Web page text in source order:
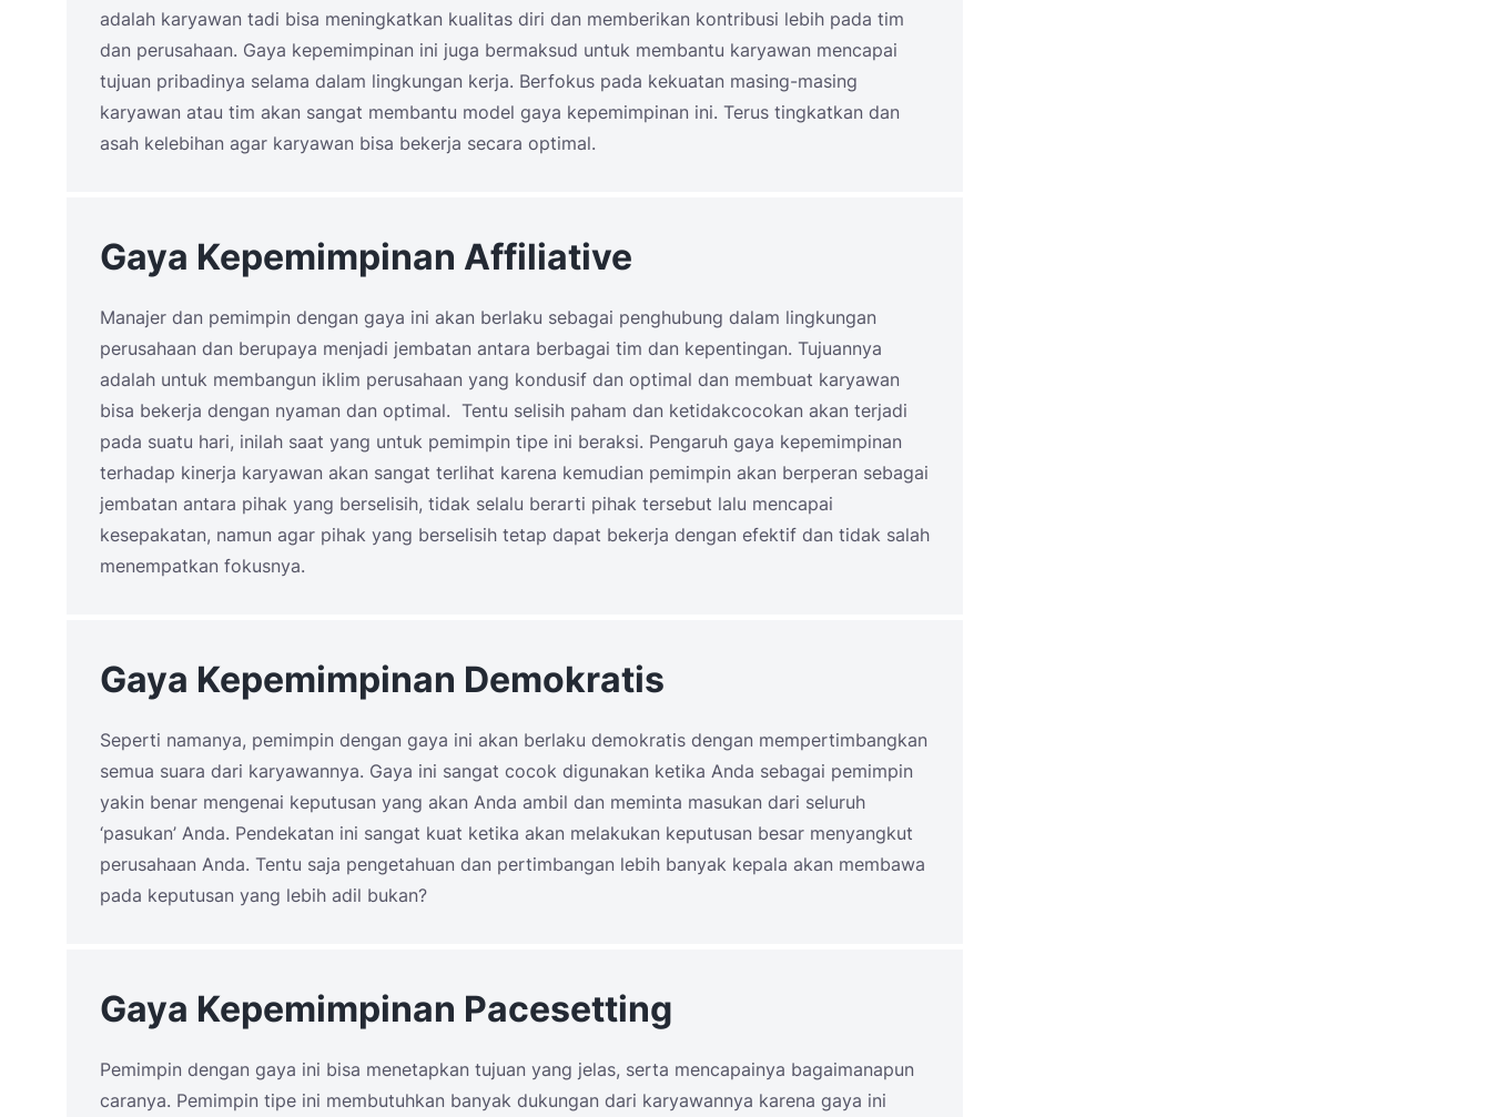
adalah karyawan tadi bisa meningkatkan kualitas diri dan memberikan kontribusi lebih pada tim
dan perusahaan. Gaya kepemimpinan ini juga bermaksud untuk membantu karyawan mencapai
tujuan pribadinya selama dalam lingkungan kerja. Berfokus pada kekuatan masing-masing
karyawan atau tim akan sangat membantu model gaya kepemimpinan ini. Terus tingkatkan dan
asah kelebihan agar karyawan bisa bekerja secara optimal.
Gaya Kepemimpinan Affiliative
Manajer dan pemimpin dengan gaya ini akan berlaku sebagai penghubung dalam lingkungan
perusahaan dan berupaya menjadi jembatan antara berbagai tim dan kepentingan. Tujuannya
adalah untuk membangun iklim perusahaan yang kondusif dan optimal dan membuat karyawan
bisa bekerja dengan nyaman dan optimal. Tentu selisih paham dan ketidakcocokan akan terjadi
pada suatu hari, inilah saat yang untuk pemimpin tipe ini beraksi. Pengaruh gaya kepemimpinan
terhadap kinerja karyawan akan sangat terlihat karena kemudian pemimpin akan berperan sebagai
jembatan antara pihak yang berselisih, tidak selalu berarti pihak tersebut lalu mencapai
kesepakatan, namun agar pihak yang berselisih tetap dapat bekerja dengan efektif dan tidak salah
menempatkan fokusnya.
Gaya Kepemimpinan Demokratis
Seperti namanya, pemimpin dengan gaya ini akan berlaku demokratis dengan mempertimbangkan
semua suara dari karyawannya. Gaya ini sangat cocok digunakan ketika Anda sebagai pemimpin
yakin benar mengenai keputusan yang akan Anda ambil dan meminta masukan dari seluruh
‘pasukan’ Anda. Pendekatan ini sangat kuat ketika akan melakukan keputusan besar menyangkut
perusahaan Anda. Tentu saja pengetahuan dan pertimbangan lebih banyak kepala akan membawa
pada keputusan yang lebih adil bukan?
Gaya Kepemimpinan Pacesetting
Pemimpin dengan gaya ini bisa menetapkan tujuan yang jelas, serta mencapainya bagaimanapun
caranya. Pemimpin tipe ini membutuhkan banyak dukungan dari karyawannya karena gaya ini